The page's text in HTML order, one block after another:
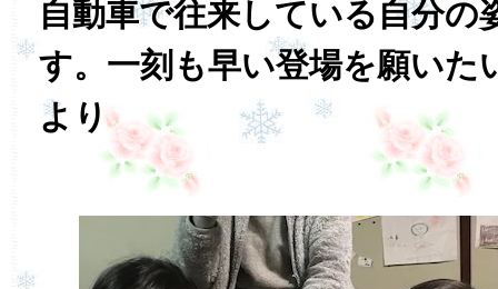
自動車で往来している自分の
す。一刻も早い登場を願いた
より